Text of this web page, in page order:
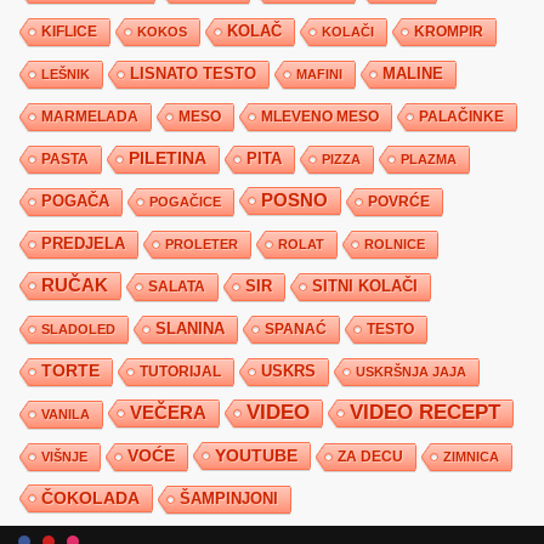
KIFLICE KOKOS KOLAČ KOLAČI KROMPIR
LEŠNIK LISNATO TESTO MAFINI MALINE
MARMELADA MESO MLEVENO MESO PALAČINKE
PASTA PILETINA PITA PIZZA PLAZMA
POGAČA POGAČICE POSNO POVRĆE
PREDJELA PROLETER ROLAT ROLNICE
RUČAK SALATA SIR SITNI KOLAČI
SLADOLED SLANINA SPANAĆ TESTO
TORTE TUTORIJAL USKRS USKRŠNJA JAJA
VANILA VEČERA VIDEO VIDEO RECEPT
VIŠNJE VOĆE YOUTUBE ZA DECU ZIMNICA
ČOKOLADA ŠAMPINJONI